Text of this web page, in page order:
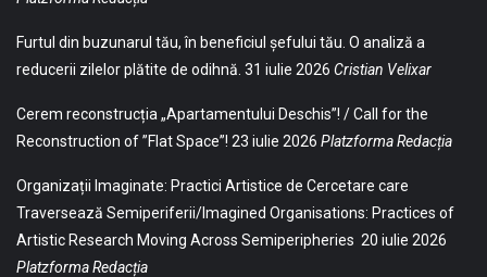
Furtul din buzunarul tău, în beneficiul șefului tău. O analiză a
reducerii zilelor plătite de odihnă. 31 iulie 2026 Cristian Velixar
Cerem reconstrucția „Apartamentului Deschis”! / Call for the
Reconstruction of ”Flat Space”! 23 iulie 2026 Platzforma Redacția
Organizații Imaginate: Practici Artistice de Cercetare care
Traversează Semiperiferii/Imagined Organisations: Practices of
Artistic Research Moving Across Semiperipheries 20 iulie 2026
Platzforma Redacția